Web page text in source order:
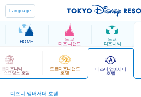
Language
HOME
도쿄
디즈니랜드
도쿄
디즈니씨
쿄디즈니씨
스프링스 호텔
도쿄디즈니랜드
호텔
디즈니 앰버서더
호텔
디즈니 앰버서더 호텔